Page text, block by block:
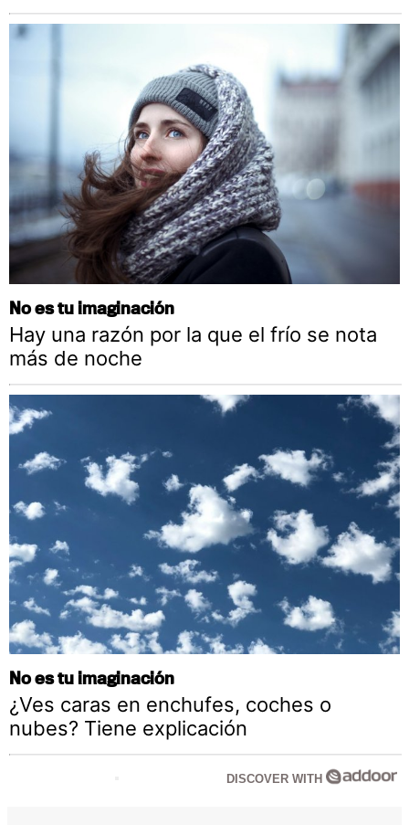
No es tu imaginación
Hay una razón por la que el frío se nota
más de noche
No es tu imaginación
¿Ves caras en enchufes, coches o
nubes? Tiene explicación
DISCOVER WITH